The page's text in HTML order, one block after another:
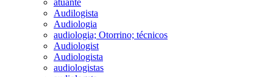
Audilogista
Audiologia
audiologia; Otorrino; técnicos
Audiologist
Audiologista
audiologistas